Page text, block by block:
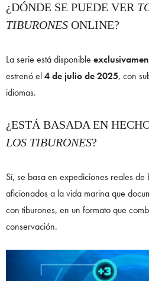
¿DÓNDE SE PUEDE VER
TIBURONES ONLINE?
La serie está disponible
estrenó el4 de julio de 2025, con
idiomas.
¿ESTÁ BASADA EN
LOS TIBURONES?
Sí, se basa en expediciones reales
aficionados a la vida marina que
con tiburones, en un formato que
conservación.